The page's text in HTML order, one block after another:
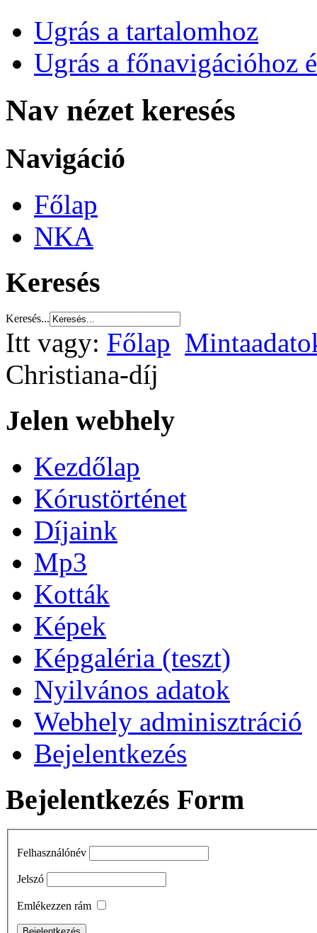
Ugrás a tartalomhoz
Ugrás a főnavigációhoz
Nav nézet keresés
Navigáció
Főlap
NKA
Keresés
Keresés...
Itt vagy: Főlap
Christiana-díj
Jelen webhely
Kezdőlap
Kórustörténet
Díjaink
Mp3
Kották
Képek
Képgaléria (teszt)
Nyilvános adatok
Webhely adminisztráció
Bejelentkezés
Bejelentkezés Form
Felhasználónév
Jelszó
Emlékezzen rám